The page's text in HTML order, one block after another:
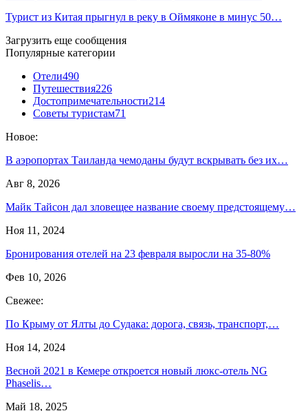
Турист из Китая прыгнул в реку в Оймяконе в минус 50…
Загрузить еще сообщения
Популярные категории
Отели490
Путешествия226
Достопримечательности214
Советы туристам71
Новое:
В аэропортах Таиланда чемоданы будут вскрывать без их…
Авг 8, 2026
Майк Тайсон дал зловещее название своему предстоящему…
Ноя 11, 2024
Бронирования отелей на 23 февраля выросли на 35-80%
Фев 10, 2026
Свежее:
По Крыму от Ялты до Судака: дорога, связь, транспорт,…
Ноя 14, 2024
Весной 2021 в Кемере откроется новый люкс-отель NG
Phaselis…
Май 18, 2025